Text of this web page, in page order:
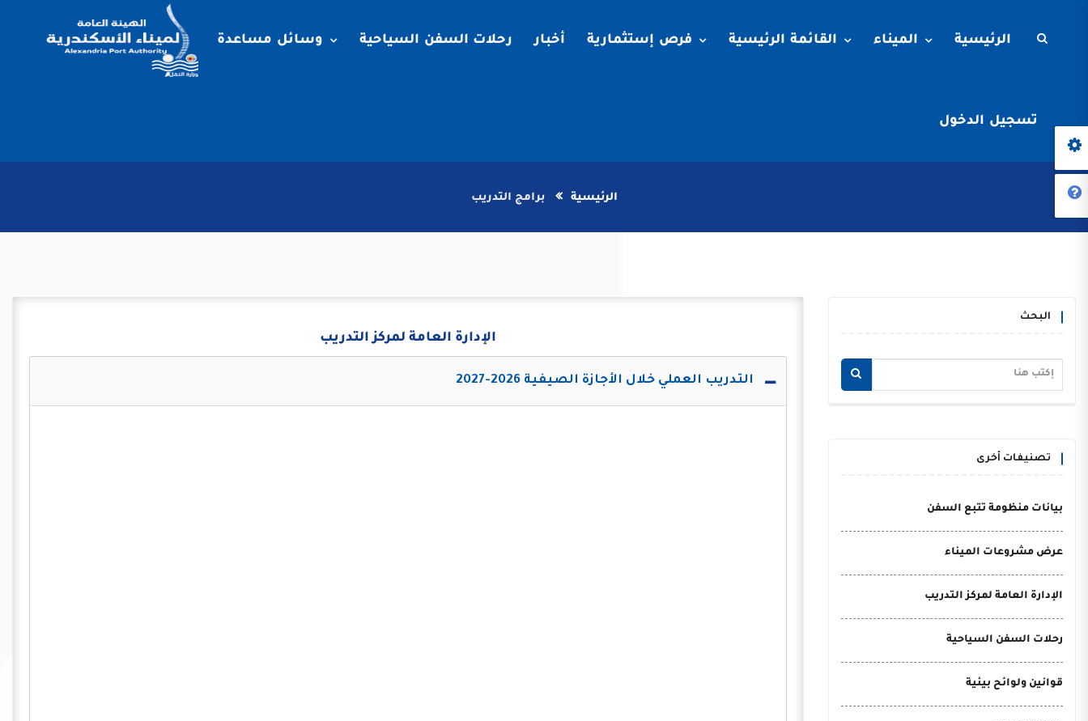
الرئيسية الميناء القائمة الرئيسية فرص إستثمارية أخبار رحلات السفن السياحية وسائل مساعدة
تسجيل الدخول
الرئيسية برامج التدريب
البحث
تصنيفات أخرى
بيانات منظومة تتبع السفن
عرض مشروعات الميناء
الإدارة العامة لمركز التدريب
رحلات السفن السياحية
قوانين ولوائح بيئية
الإدارة العامة لمركز التدريب
التدريب العملي خلال الأجازة الصيفية 2026-2027